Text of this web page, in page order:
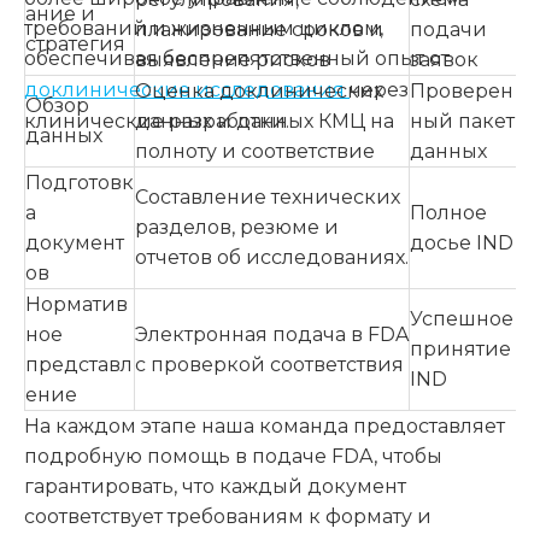
требований и жизненным циклом,
обеспечивая беспрепятственный опыт от
доклинические исследованиячерез
клинические разработки.
ание и
стратегия
планирование сроков и
выявление рисков
подачи
заявок
Обзор
данных
Оценка доклинических
данных и данных КМЦ на
полноту и соответствие
Проверен
ный пакет
данных
Подготовк
а
документ
ов
Составление технических
разделов, резюме и
отчетов об исследованиях.
Полное
досье IND
Норматив
ное
представл
ение
Электронная подача в FDA
с проверкой соответствия
Успешное
принятие
IND
На каждом этапе наша команда предоставляет
подробную помощь в подаче FDA, чтобы
гарантировать, что каждый документ
соответствует требованиям к формату и